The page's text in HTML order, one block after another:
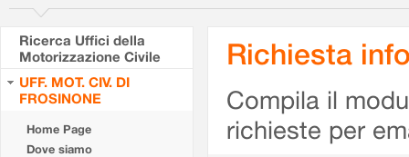
Ricerca Uffici della
Motorizzazione Civile
UFF. MOT. CIV. DI
FROSINONE
Home Page
Dove siamo
Richiesta
Compila il
richieste per